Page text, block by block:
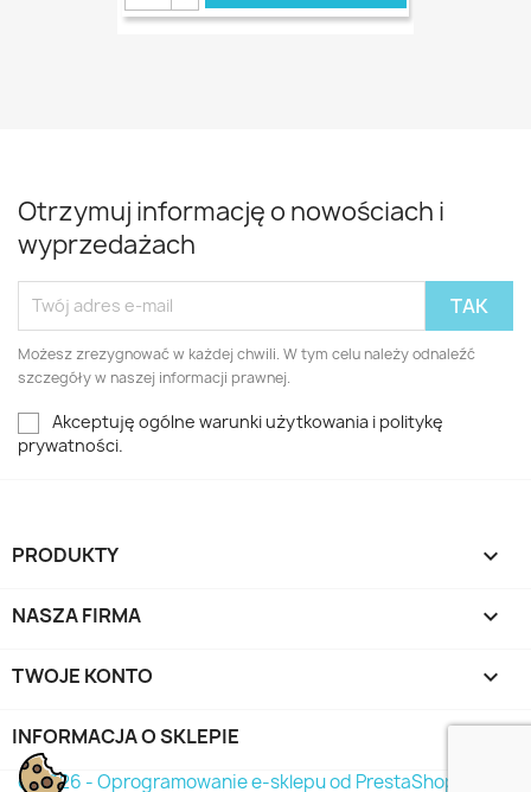
Otrzymuj informację o nowościach i
wyprzedażach
Możesz zrezygnować w każdej chwili. W tym celu należy odnaleźć
szczegóły w naszej informacji prawnej.
Akceptuję ogólne warunki użytkowania i politykę
prywatności.
PRODUKTY 
NASZA FIRMA 
TWOJE KONTO 
INFORMACJA O SKLEPIE
© 2026 - Oprogramowanie e-sklepu od PrestaShop™